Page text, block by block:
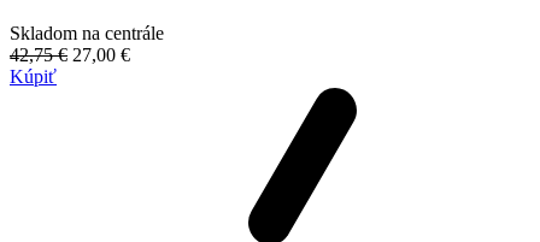
Skladom na centrále
42,75 € 27,00 €
Kúpiť